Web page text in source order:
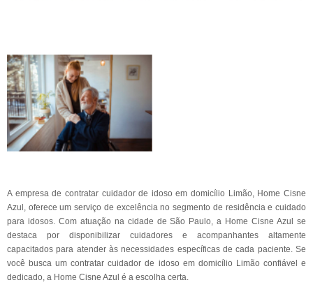
A empresa de contratar cuidador de idoso em domicílio Limão, Home Cisne
Azul, oferece um serviço de excelência no segmento de residência e cuidado
para idosos. Com atuação na cidade de São Paulo, a Home Cisne Azul se
destaca por disponibilizar cuidadores e acompanhantes altamente
capacitados para atender às necessidades específicas de cada paciente. Se
você busca um contratar cuidador de idoso em domicílio Limão confiável e
dedicado, a Home Cisne Azul é a escolha certa.